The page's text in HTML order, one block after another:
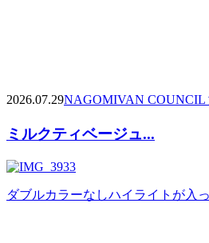
2026.07.29NAGOMIVAN COUNCIL
ミルクティベージュ...
ダブルカラーなしハイライトが入